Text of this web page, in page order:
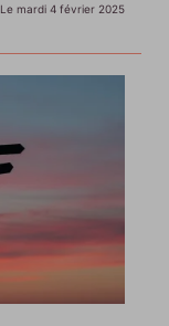
Le mardi 4 février 2025